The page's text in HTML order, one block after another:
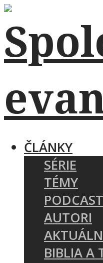
ČLÁNKY
SÉRIE
TÉMY
AUTORI
BIBLIA A